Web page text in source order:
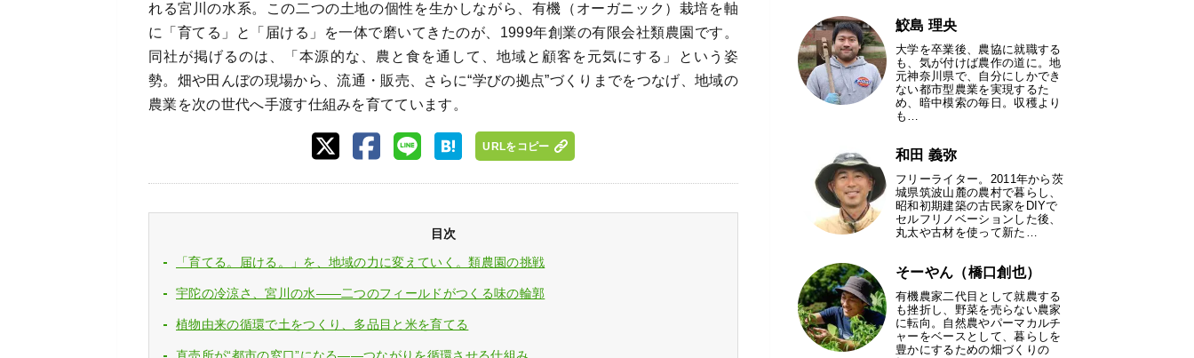
れる宮川の水系。この二つの土地の個性を生かしながら、有機（オーガニック）栽培を軸
に「育てる」と「届ける」を一体で磨いてきたのが、1999年創業の有限会社類農園です。
同社が掲げるのは、「本源的な、農と食を通して、地域と顧客を元気にする」という姿
勢。畑や田んぼの現場から、流通・販売、さらに“学びの拠点”づくりまでをつなげ、地域の
農業を次の世代へ手渡す仕組みを育てています。
URLをコピー
目次
「育てる。届ける。」を、地域の力に変えていく。類農園の挑戦
宇陀の冷涼さ、宮川の水——二つのフィールドがつくる味の輪郭
植物由来の循環で土をつくり、多品目と米を育てる
鮫島 理央
大学を卒業後、農協に就職する
も、気が付けば農作の道に。地
元神奈川県で、自分にしかでき
ない都市型農業を実現するた
め、暗中模索の毎日。収穫より
も…
和田 義弥
フリーライター。2011年から茨
城県筑波山麓の農村で暮らし、
昭和初期建築の古民家をDIYで
セルフリノベーションした後、
丸太や古材を使って新た…
そーやん（橋口創也）
有機農家二代目として就農する
も挫折し、野菜を売らない農家
に転向。自然農やパーマカルチ
ャーをベースとして、暮らしを
豊かにするための畑づくりの